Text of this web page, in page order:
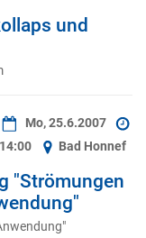
und
Mo, 25.6.2007
14:00 Bad Honnef
"Strömungen